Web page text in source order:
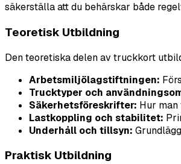
säkerställa att du behärskar både
Teoretisk Utbildning
Den teoretiska delen av truckkort
Arbetsmiljölagstiftningen:
Trucktyper och
Säkerhetsföreskrifter: Hur
Lastkoppling och stabilitet:
Underhåll och tillsyn:
Praktisk Utbildning